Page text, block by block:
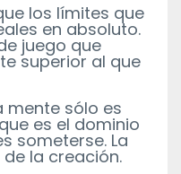
los límites que
en absoluto.
juego que
superior al que
mente sólo es
es el dominio
someterse. La
la creación.